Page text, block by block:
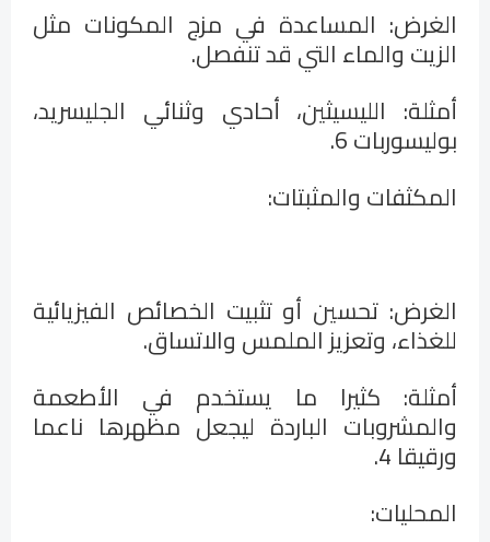
الغرض: المساعدة في مزج المكونات مثل
الزيت والماء التي قد تنفصل.
أمثلة: الليسيثين، أحادي وثنائي الجليسريد،
بوليسوربات 6 .
المكثفات والمثبتات:
الغرض: تحسين أو تثبيت الخصائص الفيزيائية
للغذاء، وتعزيز الملمس والاتساق.
أمثلة: كثيرا ما يستخدم في الأطعمة
والمشروبات الباردة ليجعل مظهرها ناعما
ورقيقا 4 .
المحليات: